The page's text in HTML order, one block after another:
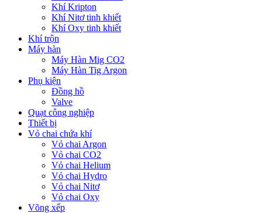
Khí Kripton
Khí Nitơ tinh khiết
Khí Oxy tinh khiết
Khí trộn
Máy hàn
Máy Hàn Mig CO2
Máy Hàn Tig Argon
Phụ kiện
Đồng hồ
Valve
Quạt công nghiệp
Thiết bị
Vỏ chai chứa khí
Vỏ chai Argon
Vỏ chai CO2
Vỏ chai Helium
Vỏ chai Hydro
Vỏ chai Nitơ
Vỏ chai Oxy
Võng xếp